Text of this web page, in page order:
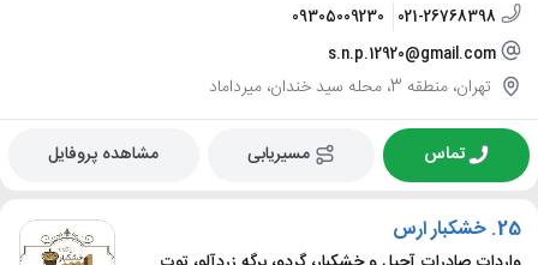
021-26768398
09305009230
s.n.p.12920@gmail.com
تهران، منطقه 3، محله سید خندان، میرداماد
تماس مسیریابی مشاهده پروفایل
25. خشکبار ارس